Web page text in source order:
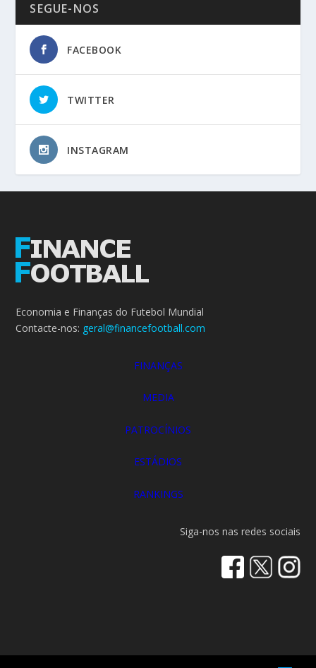
SEGUE-NOS
FACEBOOK
TWITTER
INSTAGRAM
Economia e Finanças do Futebol Mundial
Contacte-nos: geral@financefootball.com
FINANÇAS
MEDIA
PATROCÍNIOS
ESTÁDIOS
RANKINGS
Siga-nos nas redes sociais